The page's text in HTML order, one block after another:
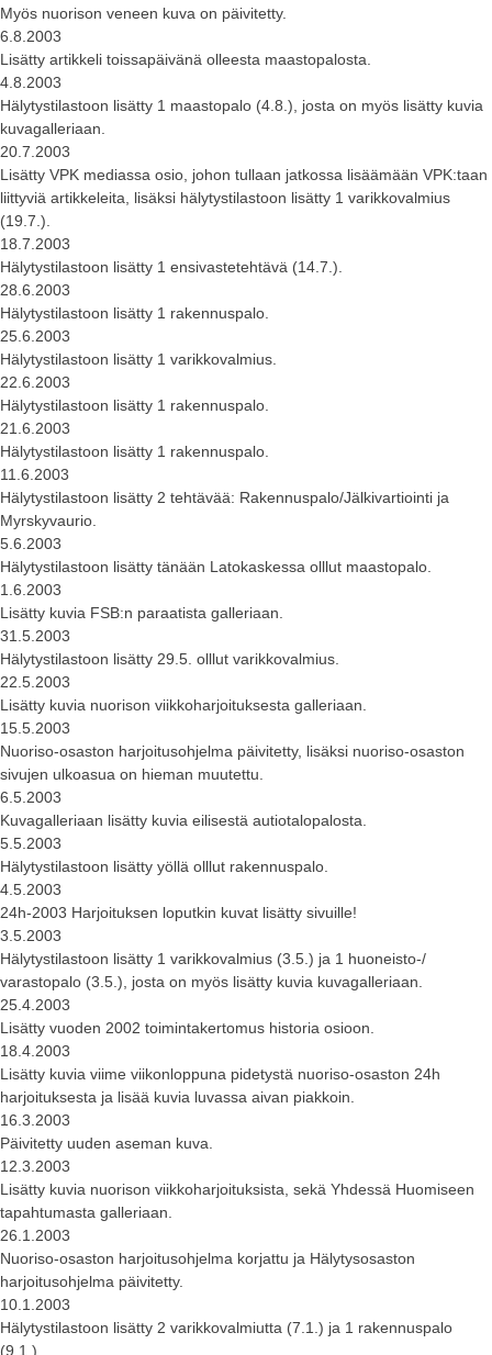
Myös nuorison veneen kuva on päivitetty.
6.8.2003
Lisätty artikkeli toissapäivänä olleesta maastopalosta.
4.8.2003
Hälytystilastoon lisätty 1 maastopalo (4.8.), josta on myös lisätty kuvia
kuvagalleriaan.
20.7.2003
Lisätty VPK mediassa osio, johon tullaan jatkossa lisäämään VPK:taan
liittyviä artikkeleita, lisäksi hälytystilastoon lisätty 1 varikkovalmius
(19.7.).
18.7.2003
Hälytystilastoon lisätty 1 ensivastetehtävä (14.7.).
28.6.2003
Hälytystilastoon lisätty 1 rakennuspalo.
25.6.2003
Hälytystilastoon lisätty 1 varikkovalmius.
22.6.2003
Hälytystilastoon lisätty 1 rakennuspalo.
21.6.2003
Hälytystilastoon lisätty 1 rakennuspalo.
11.6.2003
Hälytystilastoon lisätty 2 tehtävää: Rakennuspalo/Jälkivartiointi ja
Myrskyvaurio.
5.6.2003
Hälytystilastoon lisätty tänään Latokaskessa olllut maastopalo.
1.6.2003
Lisätty kuvia FSB:n paraatista galleriaan.
31.5.2003
Hälytystilastoon lisätty 29.5. olllut varikkovalmius.
22.5.2003
Lisätty kuvia nuorison viikkoharjoituksesta galleriaan.
15.5.2003
Nuoriso-osaston harjoitusohjelma päivitetty, lisäksi nuoriso-osaston
sivujen ulkoasua on hieman muutettu.
6.5.2003
Kuvagalleriaan lisätty kuvia eilisestä autiotalopalosta.
5.5.2003
Hälytystilastoon lisätty yöllä olllut rakennuspalo.
4.5.2003
24h-2003 Harjoituksen loputkin kuvat lisätty sivuille!
3.5.2003
Hälytystilastoon lisätty 1 varikkovalmius (3.5.) ja 1 huoneisto-/
varastopalo (3.5.), josta on myös lisätty kuvia kuvagalleriaan.
25.4.2003
Lisätty vuoden 2002 toimintakertomus historia osioon.
18.4.2003
Lisätty kuvia viime viikonloppuna pidetystä nuoriso-osaston 24h
harjoituksesta ja lisää kuvia luvassa aivan piakkoin.
16.3.2003
Päivitetty uuden aseman kuva.
12.3.2003
Lisätty kuvia nuorison viikkoharjoituksista, sekä Yhdessä Huomiseen
tapahtumasta galleriaan.
26.1.2003
Nuoriso-osaston harjoitusohjelma korjattu ja Hälytysosaston
harjoitusohjelma päivitetty.
10.1.2003
Hälytystilastoon lisätty 2 varikkovalmiutta (7.1.) ja 1 rakennuspalo
(9.1.)